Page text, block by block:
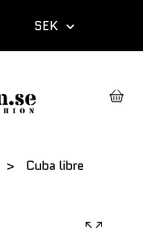
SEK
Cuba libre